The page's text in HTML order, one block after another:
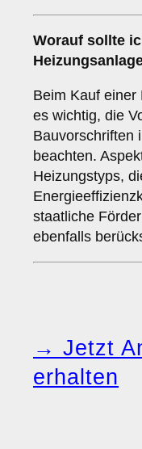
Worauf sollte
Beim Kauf einer
es wichtig, die
Bauvorschriften
beachten.
Heizungstyps,
staatliche
ebenfalls
→ Jetzt
erhalten